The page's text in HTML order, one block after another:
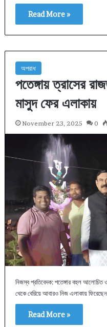
Read More »
অপরাধ
পতেঙ্গায় ত্রাসের
মাসুদ ফের এলাকায়
November 23, 2025 0
নিজস্ব প্রতিবেদক: পতেঙ্গার বহুল আলোচিত
থেকে বেরিয়ে আবারও নিজ এলাকায়
Read More »